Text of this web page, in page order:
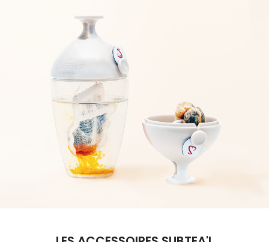
LE RITUEL DU THÉ
À LA FRANÇAISE
SubTea’l simplifie la préparation de vos
infusions ! Savourez, ré-infusez et
redécouvrez les saveurs délicates et
subtiles de vos thés préférés !